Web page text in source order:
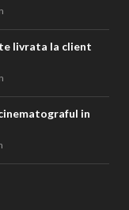
livrata la client
in